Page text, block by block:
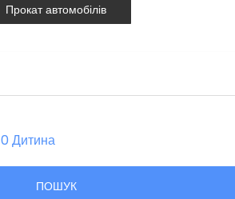
Прокат автомобілів
0 Дитина
ПОШУК